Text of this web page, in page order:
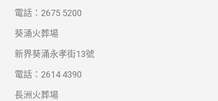
電話：2675 5200
葵涌火葬場
新界葵涌永孝街13號
電話：2614 4390
長洲火葬場